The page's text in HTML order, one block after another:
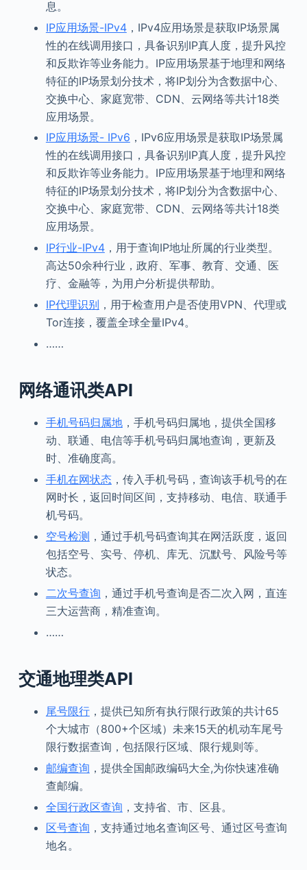
息。
IP应用场景-IPv4，IPv4应用场景是获取IP场景属
性的在线调用接口，具备识别IP真人度，提升风控
和反欺诈等业务能力。IP应用场景基于地理和网络
特征的IP场景划分技术，将IP划分为含数据中心、
交换中心、家庭宽带、CDN、云网络等共计18类
应用场景。
IP应用场景- IPv6 ，IPv6应用场景是获取IP场景属
性的在线调用接口，具备识别IP真人度，提升风控
和反欺诈等业务能力。IP应用场景基于地理和网络
特征的IP场景划分技术，将IP划分为含数据中心、
交换中心、家庭宽带、CDN、云网络等共计18类
应用场景。
IP行业-IPv4，用于查询IP地址所属的行业类型。
高达50余种行业，政府、军事、教育、交通、医
疗、金融等，为用户分析提供帮助。
IP代理识别 ，用于检查用户是否使用VPN、代理或
Tor连接，覆盖全球全量IPv4。
……
网络通讯类API
手机号码归属地，手机号码归属地，提供全国移
动、联通、电信等手机号码归属地查询，更新及
时、准确度高。
手机在网状态，传入手机号码，查询该手机号的在
网时长，返回时间区间，支持移动、电信、联通手
机号码。
空号检测 ，通过手机号码查询其在网活跃度，返回
包括空号、实号、停机、库无、沉默号、风险号等
状态。
二次号查询 ，通过手机号查询是否二次入网，直连
三大运营商，精准查询。
……
交通地理类API
尾号限行，提供已知所有执行限行政策的共计65
个大城市（800+个区域）未来15天的机动车尾号
限行数据查询，包括限行区域、限行规则等。
邮编查询 ，提供全国邮政编码大全,为你快速准确
查邮编。
全国行政区查询 ，支持省、市、区县。
区号查询 ，支持通过地名查询区号、通过区号查询
地名。